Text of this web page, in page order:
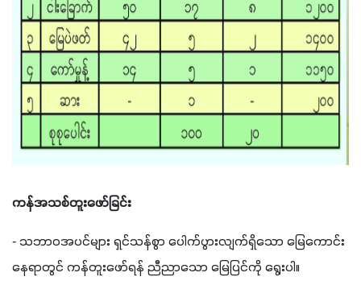
ကန်အသစ်တူးဖော်ခြင်း
- သဘာဝအပင်များ ရှင်သန်စွာ ပေါက်ပွားလျက်ရှိသော မြေကောင်း
နေရာတွင် ကန်တူးဖော်ရန် ညီညာသော မြေပြင်ကို ရွေးပါ။